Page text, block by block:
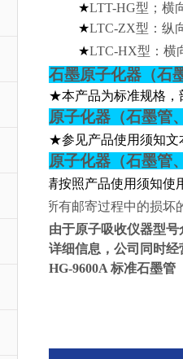
★LTT-HG型；横
★LTC-ZX型：纵
★LTC-HX型：横
石墨原子化器（石
★本产品为标准规格，
原子化器（石墨管
★参见产品使用须知文
原子化器（石墨管
请按照产品使用须知使
所有邮寄过程中的损坏
由于原子吸收仪器型
详细信息，公司同时经
HG-9600A 标准石墨管